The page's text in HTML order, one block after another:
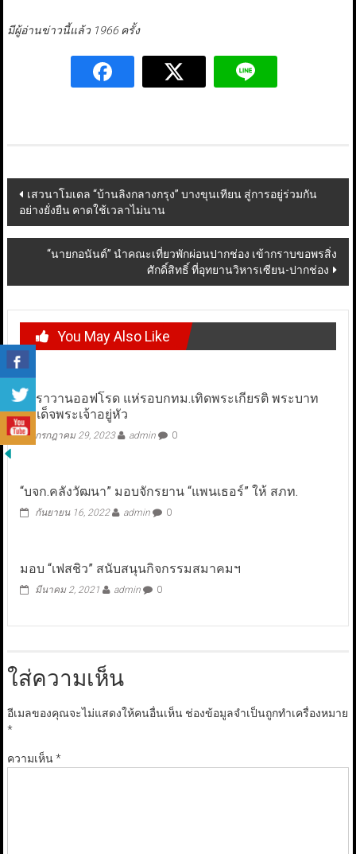
มีผู้อ่านข่าวนี้แล้ว 1966 ครั้ง
Post
navigation
เสวนาโมเดล “บ้านลิงกลางกรุง” บางขุนเทียน สู่การอยู่ร่วมกัน
อย่างยั่งยืน คาดใช้เวลาไม่นาน
“นายกอนันต์” นำคณะเที่ยวพักผ่อนปากช่อง เข้ากราบขอพรสิ่ง
ศักดิ์สิทธิ์ ที่อุทยานวิหารเซียน-ปากช่อง
You May Also Like
คาราวานออฟโรด แห่รอบกทม.เทิดพระเกียรติ พระบาท
สมเด็จพระเจ้าอยู่หัว
กรกฎาคม 29, 2023 admin 0
“บจก.คลังวัฒนา” มอบจักรยาน “แพนเธอร์” ให้ สภท.
กันยายน 16, 2022 admin 0
มอบ “เฟสชิว” สนับสนุนกิจกรรมสมาคมฯ
มีนาคม 2, 2021 admin 0
ใส่ความเห็น
อีเมลของคุณจะไม่แสดงให้คนอื่นเห็น ช่องข้อมูลจำเป็นถูกทำเครื่องหมาย
*
ความเห็น*